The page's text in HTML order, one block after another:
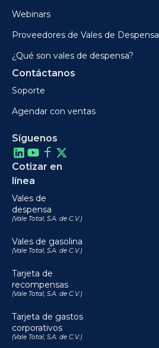
Webinars
Proveedores de Vales de Despensa
¿Qué son vales de despensa?
Contáctanos
Soporte
Agendar con ventas
Síguenos
Cotizar en
línea
Vales de
despensa
(Vale Total, S.A. de C.V.)
Vales de gasolina
(Vale Total, S.A. de C.V.)
Tarjeta de
recompensas
(Vale Total, S.A. de C.V.)
Tarjeta de gastos
corporativos
(Vale Total, S.A. de C.V.)